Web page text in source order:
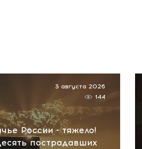
России - тяжело!
пострадавших
3 августа 2026
144